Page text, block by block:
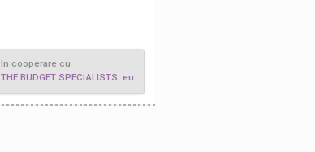
In cooperare cu
THE BUDGET SPECIALISTS .eu